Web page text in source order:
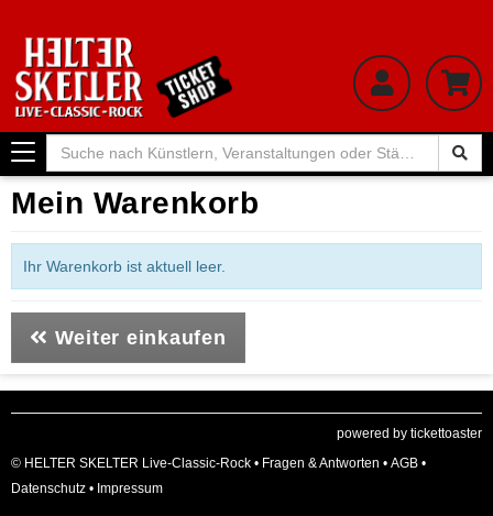
Toggle
navigation
Mein Warenkorb
Ihr Warenkorb ist aktuell leer.
Weiter einkaufen
powered by tickettoaster
© HELTER SKELTER Live-Classic-Rock • Fragen & Antworten • AGB •
Datenschutz • Impressum